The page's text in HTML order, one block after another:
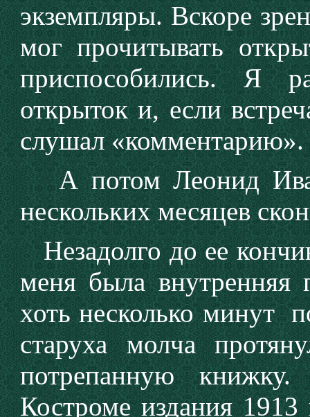
экземпляры. Вскоре
мог прочитывать
приспособились. Я
открыток и, если
слушал «комментарию».
А потом Леонид
нескольких месяцев
Незадолго до ее
меня была внутренняя
хоть несколько минут
старуха молча
потрепанную
Костроме издания 1913